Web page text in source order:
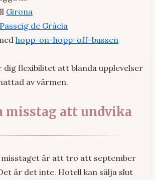
Girona
Passeig de Gràcia
hopp-on-hopp-off-bussen
dig flexibilitet att blanda upplevelser
av värmen.
misstag att undvika
misstaget är att tro att september
är det inte. Hotell kan sälja slut